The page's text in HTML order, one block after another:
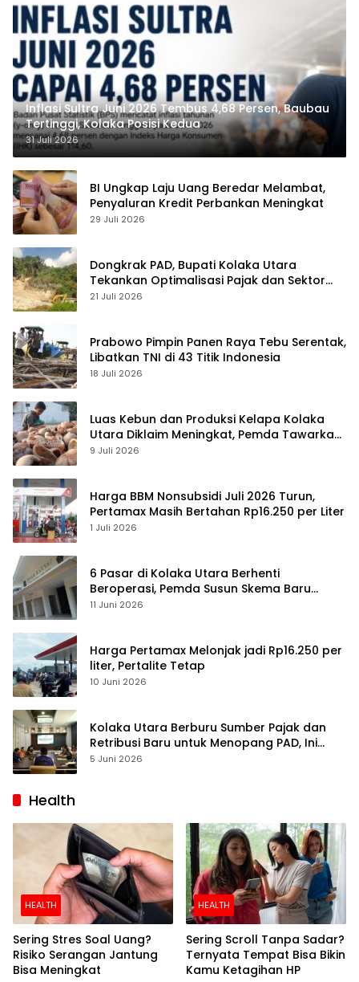
Inflasi Sultra Juni 2026 Tembus 4,68 Persen, Baubau
Tertinggi, Kolaka Posisi Kedua
31 Juli 2026
BI Ungkap Laju Uang Beredar Melambat,
Penyaluran Kredit Perbankan Meningkat
29 Juli 2026
Dongkrak PAD, Bupati Kolaka Utara
Tekankan Optimalisasi Pajak dan Sektor
Tambang
21 Juli 2026
Prabowo Pimpin Panen Raya Tebu Serentak,
Libatkan TNI di 43 Titik Indonesia
18 Juli 2026
Luas Kebun dan Produksi Kelapa Kolaka
Utara Diklaim Meningkat, Pemda Tawarkan
Peluang Investasi
9 Juli 2026
Harga BBM Nonsubsidi Juli 2026 Turun,
Pertamax Masih Bertahan Rp16.250 per Liter
1 Juli 2026
6 Pasar di Kolaka Utara Berhenti
Beroperasi, Pemda Susun Skema Baru
Pulihkan Perdagangan
11 Juni 2026
Harga Pertamax Melonjak jadi Rp16.250 per
liter, Pertalite Tetap
10 Juni 2026
Kolaka Utara Berburu Sumber Pajak dan
Retribusi Baru untuk Menopang PAD, Ini
Daftarnya
5 Juni 2026
Health
HEALTH
Sering Stres Soal Uang?
Risiko Serangan Jantung
Bisa Meningkat
HEALTH
Sering Scroll Tanpa Sadar?
Ternyata Tempat Bisa Bikin
Kamu Ketagihan HP